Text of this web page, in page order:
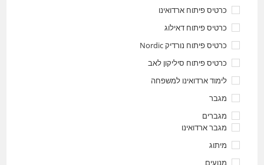
כרטיס פיתוח ארדואינו
כרטיס פיתוח דאילוג
כרטיס פיתוח נורדיק Nordic
כרטיס פיתוח סיליקון לאב
לימוד ארדואינו למשפחה
מגבר
מגברים
מגבר ארדואינו
מיתוג
מנועים